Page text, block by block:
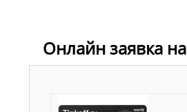
Онлайн заявка